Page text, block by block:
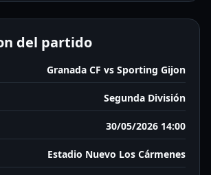
del partido
Granada CF vs Sporting Gijon
Segunda División
30/05/2026 14:00
Estadio Nuevo Los Cármenes